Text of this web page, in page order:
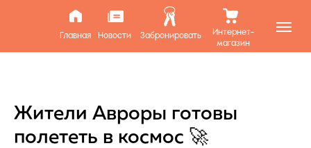
Главная Новости Забронировать
Интернет-
магазин
Жители Авроры готовы
полететь в космос 🚀